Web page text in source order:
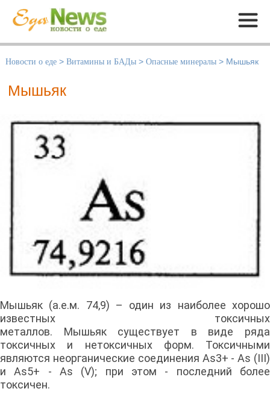
Меню
Новости о еде > Витамины и БАДы > Опасные минералы > Мышьяк
Мышьяк
Мышьяк (а.е.м. 74,9) – один из наиболее хорошо
известных токсичных
металлов. Мышьяк существует в виде ряда
токсичных и нетоксичных форм. Токсичными
являются неорганические соединения As3+ - As (III)
и As5+ - As (V); при этом - последний более
токсичен.